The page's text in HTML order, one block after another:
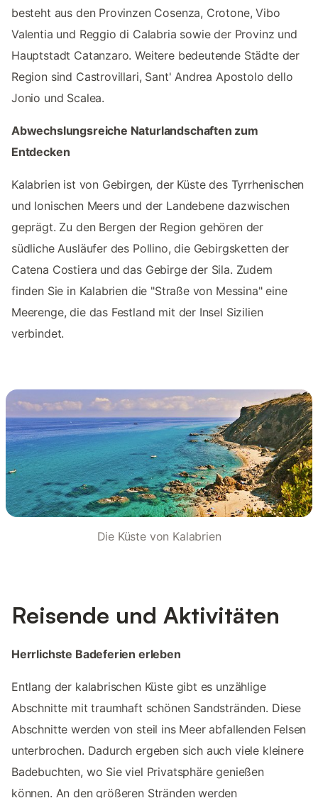
besteht aus den Provinzen Cosenza, Crotone, Vibo
Valentia und Reggio di Calabria sowie der Provinz und
Hauptstadt Catanzaro. Weitere bedeutende Städte der
Region sind Castrovillari, Sant' Andrea Apostolo dello
Jonio und Scalea.
Abwechslungsreiche Naturlandschaften zum
Entdecken
Kalabrien ist von Gebirgen, der Küste des Tyrrhenischen
und Ionischen Meers und der Landebene dazwischen
geprägt. Zu den Bergen der Region gehören der
südliche Ausläufer des Pollino, die Gebirgsketten der
Catena Costiera und das Gebirge der Sila. Zudem
finden Sie in Kalabrien die "Straße von Messina" eine
Meerenge, die das Festland mit der Insel Sizilien
verbindet.
Die Küste von Kalabrien
Reisende und Aktivitäten
Herrlichste Badeferien erleben
Entlang der kalabrischen Küste gibt es unzählige
Abschnitte mit traumhaft schönen Sandstränden. Diese
Abschnitte werden von steil ins Meer abfallenden Felsen
unterbrochen. Dadurch ergeben sich auch viele kleinere
Badebuchten, wo Sie viel Privatsphäre genießen
können. An den größeren Stränden werden